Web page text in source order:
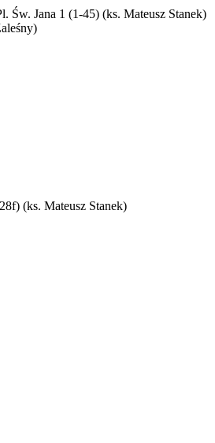
Św. Jana 1 (1-45) (ks. Mateusz Stanek)
(ks. Mateusz Stanek)